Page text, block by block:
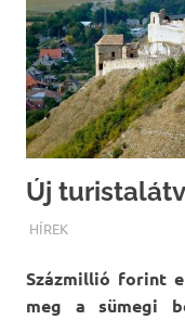
Új
TERMALFURDOK.COM
HÍREK
Százmillió forint
meg a sümegi